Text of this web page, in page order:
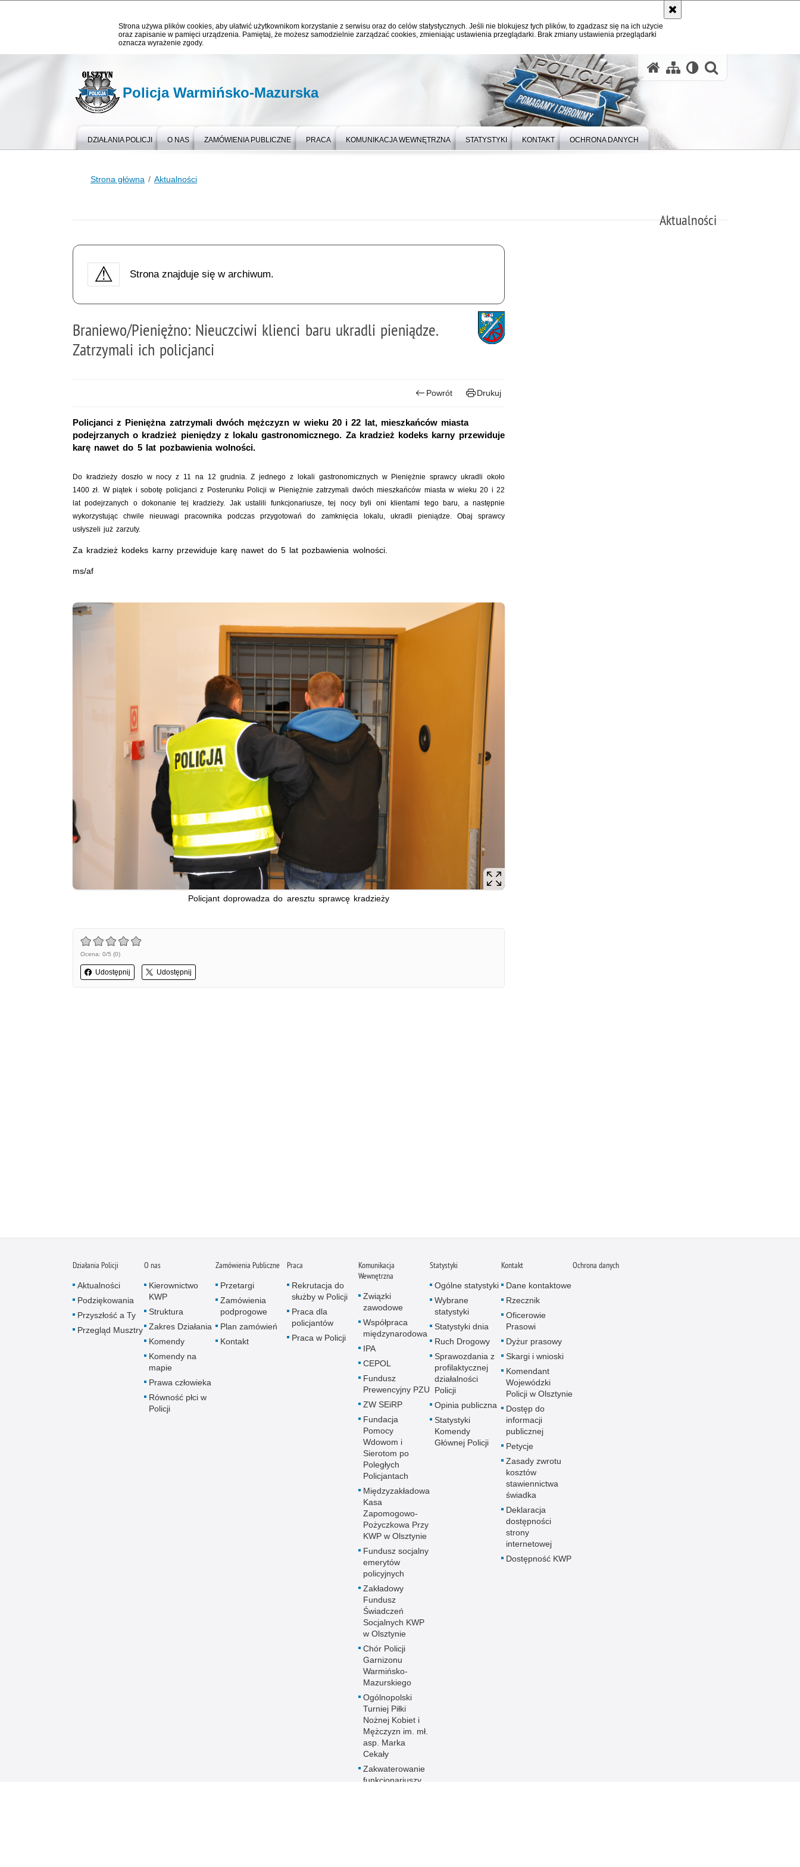
Strona używa plików cookies, aby ułatwić użytkownikom korzystanie z serwisu oraz do celów statystycznych. Jeśli nie blokujesz tych plików, to zgadzasz się na ich użycie
oraz zapisanie w pamięci urządzenia. Pamiętaj, że możesz samodzielnie zarządzać cookies, zmieniając ustawienia przeglądarki. Brak zmiany ustawienia przeglądarki
oznacza wyrażenie zgody.
Policja Warmińsko-Mazurska
DZIAŁANIA POLICJI O NAS ZAMÓWIENIA PUBLICZNE PRACA KOMUNIKACJA WEWNĘTRZNA STATYSTYKI KONTAKT OCHRONA DANYCH
Strona główna Aktualności
Aktualności
Strona znajduje się w archiwum.
Braniewo/Pieniężno: Nieuczciwi klienci baru ukradli pieniądze.
Zatrzymali ich policjanci
Powrót Drukuj
Policjanci z Pieniężna zatrzymali dwóch mężczyzn w wieku 20 i 22 lat, mieszkańców miasta
podejrzanych o kradzież pieniędzy z lokalu gastronomicznego. Za kradzież kodeks karny przewiduje
karę nawet do 5 lat pozbawienia wolności.
Do kradzieży doszło w nocy z 11 na 12 grudnia. Z jednego z lokali gastronomicznych w Pieniężnie sprawcy ukradli około
1400 zł. W piątek i sobotę policjanci z Posterunku Policji w Pieniężnie zatrzymali dwóch mieszkańców miasta w wieku 20 i 22
lat podejrzanych o dokonanie tej kradzieży. Jak ustalili funkcjonariusze, tej nocy byli oni klientami tego baru, a następnie
wykorzystując chwile nieuwagi pracownika podczas przygotowań do zamknięcia lokalu, ukradli pieniądze. Obaj sprawcy
usłyszeli już zarzuty.
Za kradzież kodeks karny przewiduje karę nawet do 5 lat pozbawienia wolności.
ms/af
Policjant doprowadza do aresztu sprawcę kradzieży
Ocena: 0/5 (0)
Udostępnij Udostępnij
Działania Policji
Aktualności
Podziękowania
Przyszłość a Ty
Przegląd Musztry
O nas
Kierownictwo
KWP
Struktura
Zakres Działania
Komendy
Komendy na
mapie
Prawa człowieka
Równość płci w
Policji
Zamówienia Publiczne
Przetargi
Zamówienia
podprogowe
Plan zamówień
Kontakt
Praca
Rekrutacja do
służby w Policji
Praca dla
policjantów
Praca w Policji
Komunikacja
Wewnętrzna
Związki
zawodowe
Współpraca
międzynarodowa
IPA
CEPOL
Fundusz
Prewencyjny PZU
ZW SEiRP
Fundacja
Pomocy
Wdowom i
Sierotom po
Poległych
Policjantach
Międzyzakładowa
Kasa
Zapomogowo-
Pożyczkowa Przy
KWP w Olsztynie
Fundusz socjalny
emerytów
policyjnych
Zakładowy
Fundusz
Świadczeń
Socjalnych KWP
w Olsztynie
Chór Policji
Garnizonu
Warmińsko-
Mazurskiego
Ogólnopolski
Turniej Piłki
Nożnej Kobiet i
Mężczyzn im. mł.
asp. Marka
Cekały
Zakwaterowanie
funkcjonariuszy
Statystyki
Ogólne statystyki
Wybrane
statystyki
Statystyki dnia
Ruch Drogowy
Sprawozdania z
profilaktycznej
działalności
Policji
Opinia publiczna
Statystyki
Komendy
Głównej Policji
Kontakt
Dane kontaktowe
Rzecznik
Oficerowie
Prasowi
Dyżur prasowy
Skargi i wnioski
Komendant
Wojewódzki
Policji w Olsztynie
Dostęp do
informacji
publicznej
Petycje
Zasady zwrotu
kosztów
stawiennictwa
świadka
Deklaracja
dostępności
strony
internetowej
Dostępność KWP
Ochrona danych